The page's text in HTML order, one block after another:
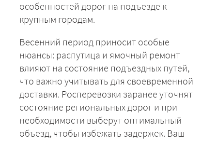
особенностей дорог на подъезде к
крупным городам.
Весенний период приносит особые
нюансы: распутица и ямочный ремонт
влияют на состояние подъездных путей,
что важно учитывать для своевременной
доставки. Росперевозки заранее уточнят
состояние региональных дорог и при
необходимости выберут оптимальный
объезд, чтобы избежать задержек. Ваш
ЗАКАЗАТЬ